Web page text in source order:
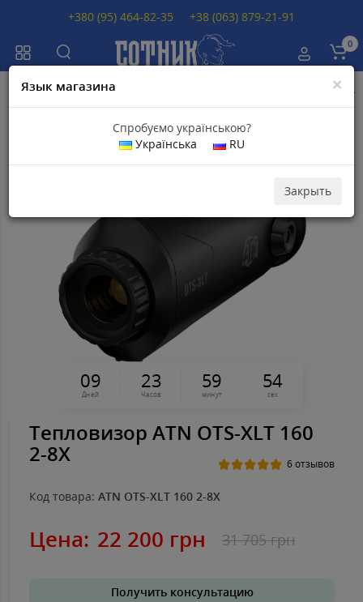
0
Тепловизор ATN
×
Язык магазина
Спробуємо українською?
Українська
RU
Закрыть
Популярный
09
Дней
23
Часов
59
минут
54
сек
Тепловизор ATN OTS-XLT 160
2-8X 6 отзывов
Код товара: ATN OTS-XLT 160 2-8X
Цена: 22 200 грн 31 705 грн
Получить консультацию
+380 (95) 464-82-35 +38 (063) 879-21-91